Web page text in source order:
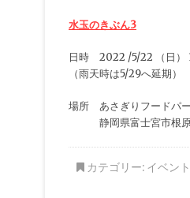
水玉のきぶん3
日時 2022 /5/22 （日）
（雨天時は5/29へ延期）
場所 あさぎりフードパ
静岡県富士宮市根原
カテゴリー: イベント